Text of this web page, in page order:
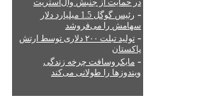
در حمایت از جنبش وال‌استریت
-
رئیس گوگل 1.5 میلیارد دلار
سهامش را می‌فروشد
-
تولید تبلت ۲۰۰ دلاری توسط ارتش
پاکستان
- مایکروسافت چرخه زندگی
ویندوزها را طولانی می‌کند